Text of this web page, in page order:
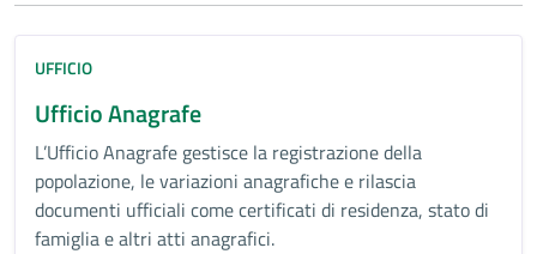
UFFICIO
Ufficio Anagrafe
L’Ufficio Anagrafe gestisce la registrazione della
popolazione, le variazioni anagrafiche e rilascia
documenti ufficiali come certificati di residenza, stato di
famiglia e altri atti anagrafici.